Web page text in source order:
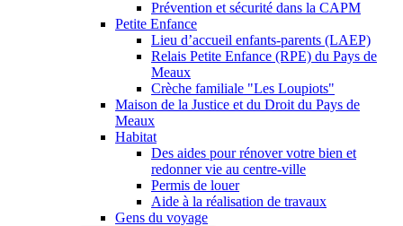
Prévention et sécurité dans la CAPM
Petite Enfance
Lieu d’accueil enfants-parents (LAEP)
Relais Petite Enfance (RPE) du Pays de
Meaux
Crèche familiale "Les Loupiots"
Maison de la Justice et du Droit du Pays de
Meaux
Habitat
Des aides pour rénover votre bien et
redonner vie au centre-ville
Permis de louer
Aide à la réalisation de travaux
Gens du voyage